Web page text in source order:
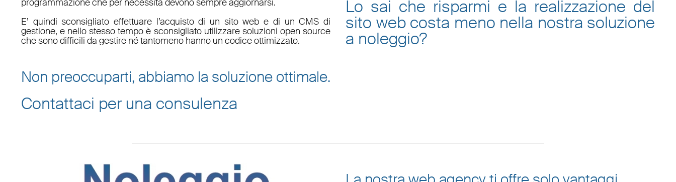
programmazione che per necessità devono sempre aggiornarsi.
E’ quindi sconsigliato effettuare l’acquisto di un sito web e di un CMS di
gestione, e nello stesso tempo è sconsigliato utilizzare soluzioni open source
che sono difficili da gestire né tantomeno hanno un codice ottimizzato.
Non preoccuparti, abbiamo la soluzione ottimale.
Contattaci per una consulenza
Lo sai che risparmi e la realizzazione del
sito webcosta meno nella nostra soluzione
a noleggio?